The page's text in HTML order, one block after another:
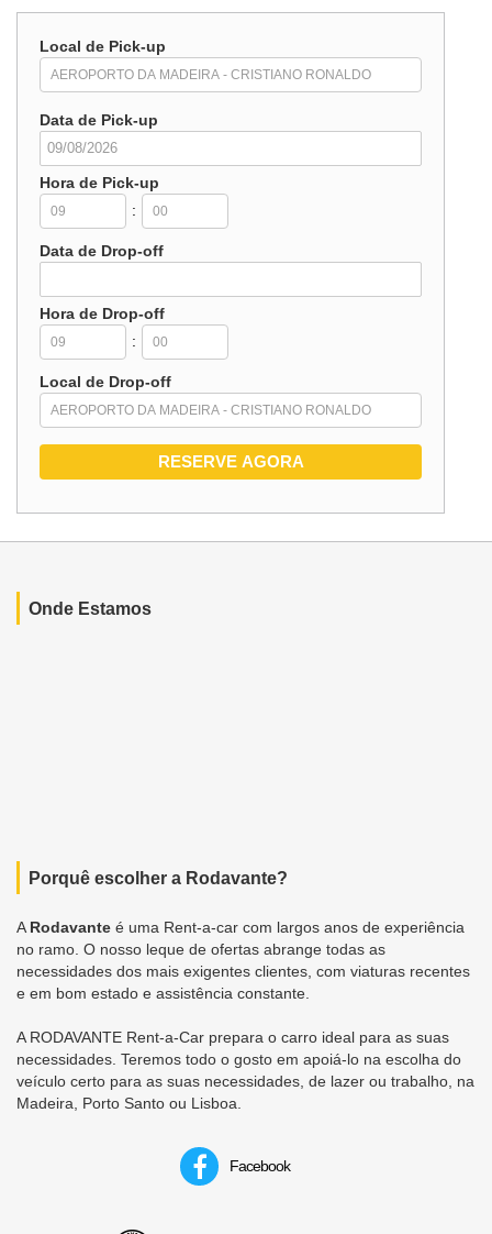
Local de Pick-up
Data de Pick-up
Hora de Pick-up
:
Data de Drop-off
Hora de Drop-off
:
Local de Drop-off
Onde Estamos
Porquê escolher a Rodavante?
ARodavante é uma Rent-a-car com largos anos de experiência
no ramo. O nosso leque de ofertas abrange todas as
necessidades dos mais exigentes clientes, com viaturas recentes
e em bom estado e assistência constante.
A RODAVANTE Rent-a-Car prepara o carro ideal para as suas
necessidades. Teremos todo o gosto em apoiá-lo na escolha do
veículo certo para as suas necessidades, de lazer ou trabalho, na
Madeira, Porto Santo ou Lisboa.
Facebook